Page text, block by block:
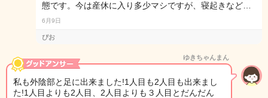
態です。今は産休に入り多少マシですが、寝起きなど…
6月9日
ぴお
ゆきちゃんまん
私も外陰部と足に出来ました!1人目も2人目も出来まし
た!1人目よりも2人目、2人目よりも３人目とだんだん